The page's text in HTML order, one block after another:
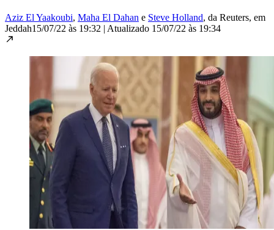
Aziz El Yaakoubi, Maha El Dahan e Steve Holland, da Reuters, em
Jeddah15/07/22 às 19:32 | Atualizado 15/07/22 às 19:34